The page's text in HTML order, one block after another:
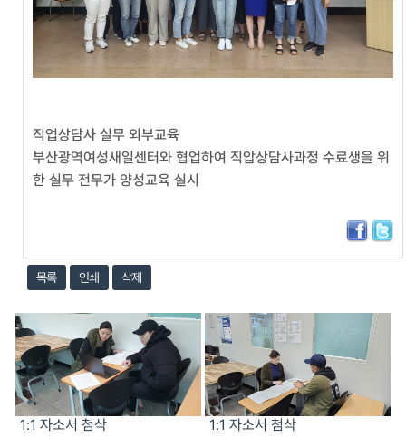
직업상담사 실무 외부교육
부산광역여성새일센터와 협업하여 직압상담사과정 수료생을 위
한 실무 전무가 양성교육 실시
목록 인쇄 삭제
1:1 자소서 첨삭
1:1 자소서 첨삭